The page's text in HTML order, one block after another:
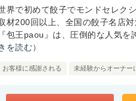
界で初めて餃子でモンドセレク
材200回以上、全国の餃子名店
『包王paou』は、圧倒的な人気を
を読む）
お客様に感謝される 未経験からオーナー